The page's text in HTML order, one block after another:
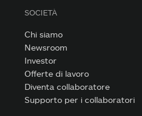
SOCIETÀ
Chi siamo
Newsroom
Investor
Offerte di lavoro
Diventa collaboratore
Supporto per i collaboratori